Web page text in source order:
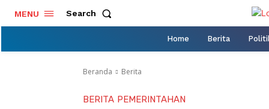
MENU Search
Home Berita
Beranda Berita
BERITA PEMERINTAHAN